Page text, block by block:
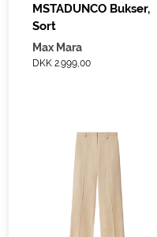
MSTADUNCO Bukser,
Sort
Max Mara
DKK 2.999,00